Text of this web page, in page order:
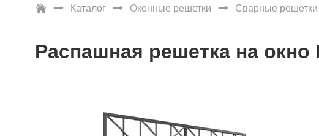
Каталог Оконные решетки Сварные решетки
Распашная решетка на окно